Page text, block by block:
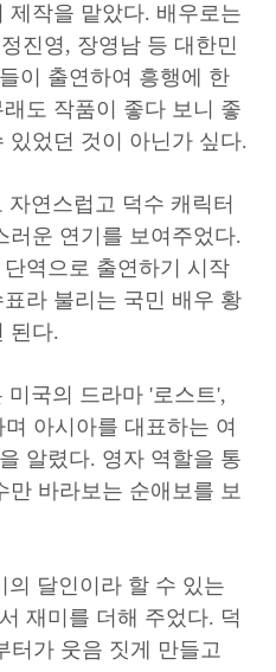
제작을 맡았다. 배우로는
진영, 장영남 등 대한민
이 출연하여 흥행에 한
도 작품이 좋다 보니 좋
있었던 것이 아닌가 싶다.
자연스럽고 덕수 캐릭터
러운 연기를 보여주었다.
역으로 출연하기 시작
라 불리는 국민 배우 황
된다.
미국의 드라마 '로스트',
아시아를 대표하는 여
알렸다. 영자 역할을 통
만 바라보는 순애보를 보
의 달인이라 할 수 있는
재미를 더해 주었다. 덕
터가 웃음 짓게 만들고